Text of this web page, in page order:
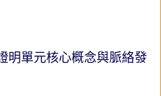
明單元核心概念與脈絡發